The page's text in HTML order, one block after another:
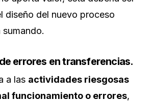
diseño del nuevo proceso
errores en transferencias.
a las actividades riesgosas
funcionamiento o errores,